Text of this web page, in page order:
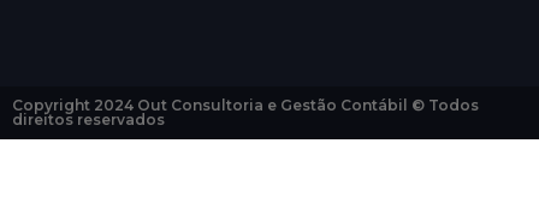
Copyright 2024 Out Consultoria e Gestão Contábil © Todos
direitos reservados